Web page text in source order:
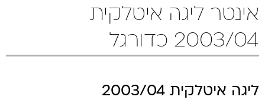
אינטר ליגה איטלקית
2003/04 כדורגל
ליגה איטלקית 2003/04